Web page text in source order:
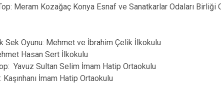
Meram Kozağaç Konya Esnaf ve Sanatkarlar Odaları Birliği
Sek Oyunu: Mehmet ve İbrahim Çelik İlkokulu
Hasan Sert İlkokulu
Yavuz Sultan Selim İmam Hatip Ortaokulu
Kaşınhanı İmam Hatip Ortaokulu